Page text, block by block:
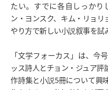
たい。すでに各自しっかり
ン・ヨンスク、キム・リョ
やり方で新しい小説叙事を試
「文学フォーカス」は、今
ッス詩人とチョン・ジュア
作詩集と小説5冊について興